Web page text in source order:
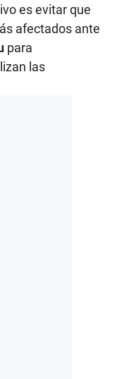
es evitar que
afectados ante
para
las